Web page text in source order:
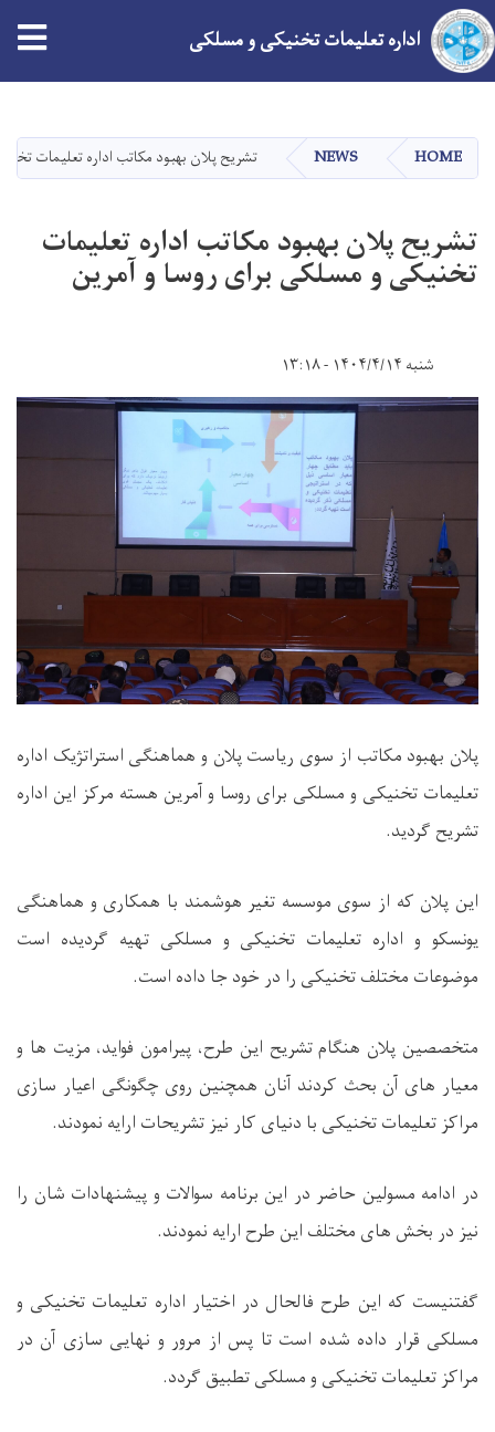
main
content
اداره تعلیمات تخنیکی و مسلکی
HOME
NEWS تشریح پلان بهبود مکاتب اداره تعلیمات
تشریح پلان بهبود مکاتب اداره تعلیمات
تخنیکی و مسلکی برای روسا و آمرین
شنبه ۱۴۰۴/۴/۱۴ - ۱۳:۱۸
پلان بهبود مکاتب از سوی ریاست پلان و هماهنگی استراتژیک اداره
تعلیمات تخنیکی و مسلکی برای روسا و آمرین هسته مرکز این اداره
تشریح گردید.
این پلان که از سوی موسسه تغیر هوشمند با همکاری و هماهنگی
یونسکو و اداره تعلیمات تخنیکی و مسلکی تهیه گردیده است
موضوعات مختلف تخنیکی را در خود جا داده است.
متخصصین پلان هنگام تشریح این طرح، پیرامون فواید، مزیت ها و
معیار های آن بحث کردند آنان همچنین روی چگونگی اعیار سازی
مراکز تعلیمات تخنیکی با دنیای کار نیز تشریحات ارایه نمودند.
در ادامه مسولین حاضر در این برنامه سوالات و پیشنهادات شان را
نیز در بخش های مختلف این طرح ارایه نمودند.
گفتنیست که این طرح فالحال در اختیار اداره تعلیمات تخنیکی و
مسلکی قرار داده شده است تا پس از مرور و نهایی سازی آن در
مراکز تعلیمات تخنیکی و مسلکی تطبیق گردد.